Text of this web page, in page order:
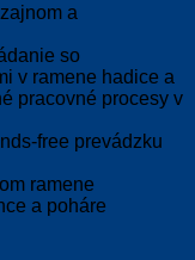
a
so
v ramene hadice a
pracovné procesy v
free prevádzku
ramene
a poháre